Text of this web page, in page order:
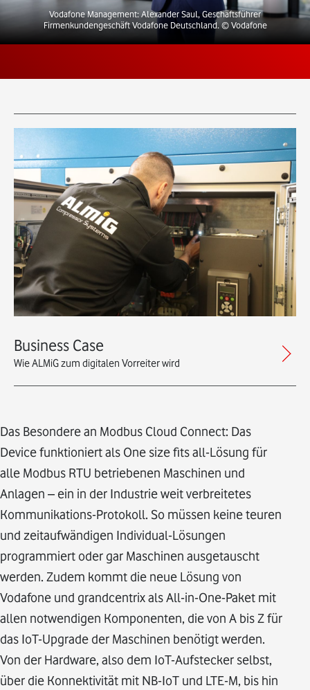
Vodafone Management: Alexander Saul, Geschäftsführer
Firmenkundengeschäft Vodafone Deutschland.© Vodafone
Business Case
Wie ALMiG zum digitalen Vorreiter wird
Das Besondere an Modbus Cloud Connect: Das
Device funktioniert als One size fits all-Lösung für
alle Modbus RTU betriebenen Maschinen und
Anlagen – ein in der Industrie weit verbreitetes
Kommunikations-Protokoll. So müssen keine teuren
und zeitaufwändigen Individual-Lösungen
programmiert oder gar Maschinen ausgetauscht
werden. Zudem kommt die neue Lösung von
Vodafone und grandcentrix als All-in-One-Paket mit
allen notwendigen Komponenten, die von A bis Z für
das IoT-Upgrade der Maschinen benötigt werden.
Von der Hardware, also dem IoT-Aufstecker selbst,
über die Konnektivität mit NB-IoT und LTE-M, bis hin